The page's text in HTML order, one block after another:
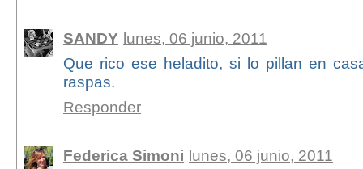
SANDY lunes, 06 junio, 2011
Que rico ese heladito, si lo pillan en
raspas.
Responder
Federica Simoni lunes, 06 junio, 2011